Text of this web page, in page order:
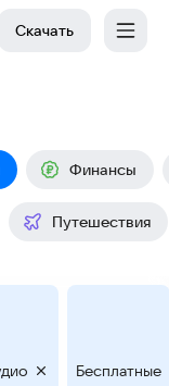
Скачать
Финансы
Путешествия
Бесплатные